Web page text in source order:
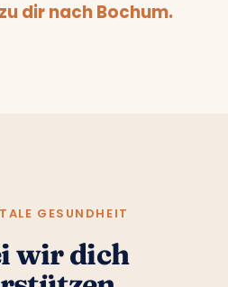
dir nach Bochum.
GESUNDHEIT
wir dich